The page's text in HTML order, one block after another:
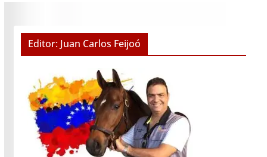
Editor: Juan Carlos Feijoó